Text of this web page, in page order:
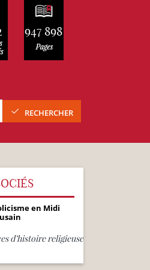
947 898
RECHERCHER
en Midi
d’histoire religieuse